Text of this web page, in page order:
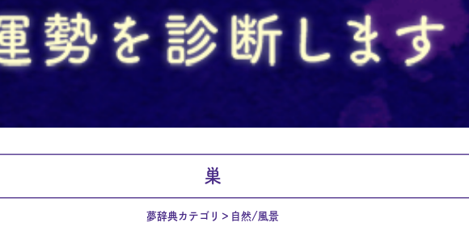
巣
夢辞典カテゴリ 自然/風景